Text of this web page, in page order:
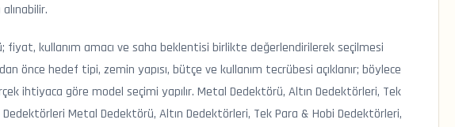
fiyat, kullanım amacı ve saha beklentisi birlikte değerlendirilerek seçilmesi
önce hedef tipi, zemin yapısı, bütçe ve kullanım tecrübesi açıklanır; böylece
ihtiyaca göre model seçimi yapılır. Metal Dedektörü, Altın Dedektörleri, Tek
Metal Dedektörü, Altın Dedektörleri, Tek Para & Hobi Dedektörleri,